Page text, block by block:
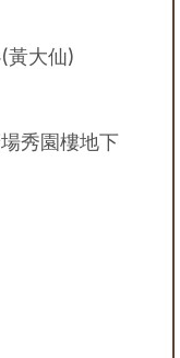
黃大仙)
秀園樓地下